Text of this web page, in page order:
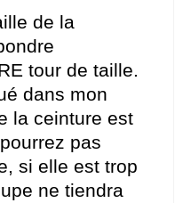
de la
tour de taille.
dans mon
la ceinture est
pas
si elle est trop
ne tiendra